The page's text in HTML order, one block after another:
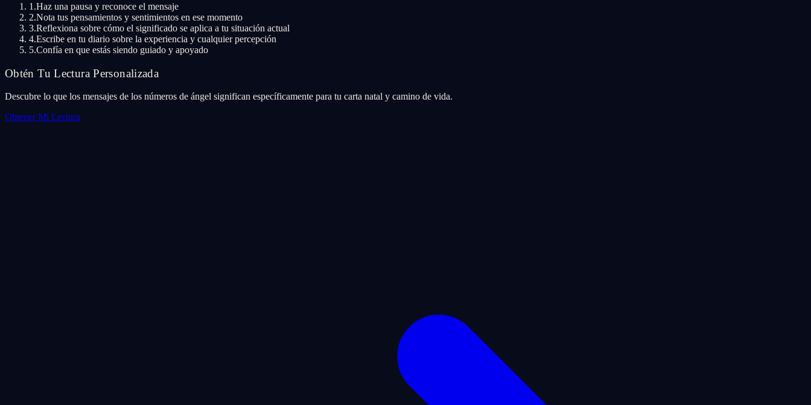
1.Haz una pausa y reconoce el mensaje
2.Nota tus pensamientos y sentimientos en ese momento
3.Reflexiona sobre cómo el significado se aplica a tu situación actual
4.Escribe en tu diario sobre la experiencia y cualquier percepción
5.Confía en que estás siendo guiado y apoyado
Obtén Tu Lectura Personalizada
Descubre lo que los mensajes de los números de ángel significan específicamente para tu carta natal y camino de vida.
Obtener Mi Lectura